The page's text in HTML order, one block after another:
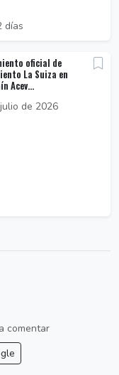
días
oficial de
La Suiza en
Acev...
de 2026
comentar